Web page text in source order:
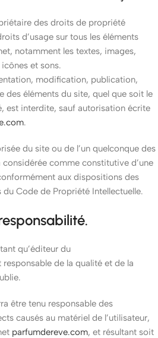
des droits de propriété
d’usage sur tous les éléments
notamment les textes, images,
et sons.
modification, publication,
éléments du site, quel que soit le
est interdite, sauf autorisation écrite
.
du site ou de l’un quelconque des
considérée comme constitutive d’une
aux dispositions des
Code de Propriété Intellectuelle.
qu’éditeur du
responsable de la qualité et de la
être tenu responsable des
causés au matériel de l’utilisateur,
parfumdereve.com, et résultant soit